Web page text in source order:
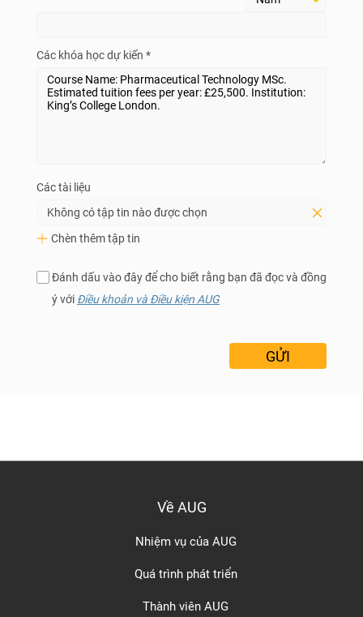
Các khóa học dự kiến *
Các tài liệu
Không có tập tin nào được chọn
Chèn thêm tập tin
Đánh dấu vào đây để cho biết rằng bạn đã đọc và đồng
ý với Điều khoản và Điều kiện AUG
Về AUG
Nhiệm vụ của AUG
Quá trình phát triển
Thành viên AUG